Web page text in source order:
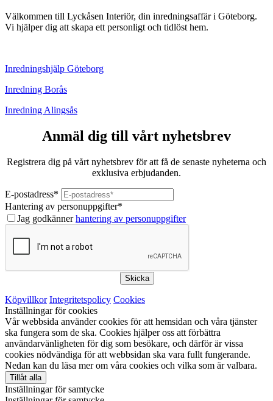
Välkommen till Lyckåsen Interiör, din inredningsaffär i Göteborg.
Vi hjälper dig att skapa ett personligt och tidlöst hem.
Inredningshjälp Göteborg
Inredning Borås
Inredning Alingsås
Anmäl dig till vårt nyhetsbrev
Registrera dig på vårt nyhetsbrev för att få de senaste nyheterna och
exklusiva erbjudanden.
E-postadress*
Hantering av personuppgifter*
Jag godkännerhantering av personuppgifter
Skicka
Köpvillkor Integritetspolicy Cookies
Inställningar för cookies
Vår webbsida använder cookies för att hemsidan och våra tjänster
ska fungera som de ska. Cookies hjälper oss att förbättra
användarvänligheten för dig som besökare, och därför är vissa
cookies nödvändiga för att webbsidan ska vara fullt fungerande.
Nedan kan du läsa mer om våra cookies och vilka som är valbara.
Tillåt alla
Inställningar för samtycke